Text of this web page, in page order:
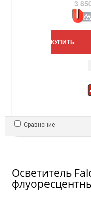
3
КУПИТЬ
Сравнение
Осветитель